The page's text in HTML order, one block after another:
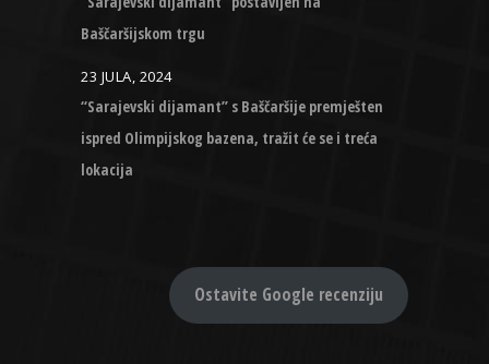
Baščaršijskom trgu
23 JULA, 2024
“Sarajevski dijamant” s Baščaršije premješten
ispred Olimpijskog bazena, tražit će se i treća
lokacija
Ostavite Google recenziju